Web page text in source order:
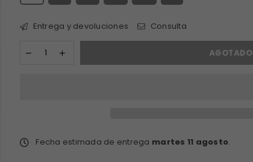
Entrega y devoluciones Consulta
AGOTADO
Fecha estimada de entrega martes 11 agosto.